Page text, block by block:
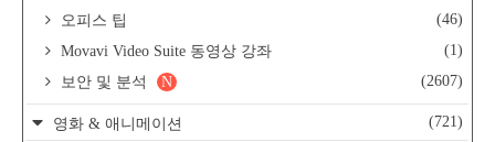
오피스 팁
(46)
Movavi Video Suite 동영상 강좌
(1)
보안 및 분석
(2607)
N
영화 & 애니메이션 (721)